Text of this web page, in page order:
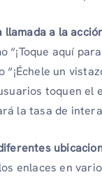
a la
“¡Toque aquí
“¡Échele un
toquen el
la tasa de
enlaces en